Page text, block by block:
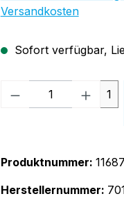
Versandkosten
Sofort verfügbar,
Produkt 1
Produktnummer:
Herstellernummer: